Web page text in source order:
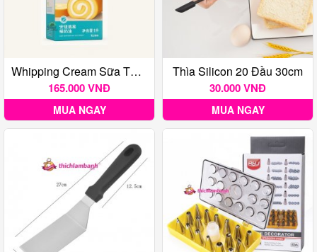
Whipping Cream Sữa Tươi Chuyên Dụng Anchor Easy Bakery Cream
165.000 VNĐ
MUA NGAY
Thìa Silicon 20 Đầu 30cm
30.000 VNĐ
MUA NGAY